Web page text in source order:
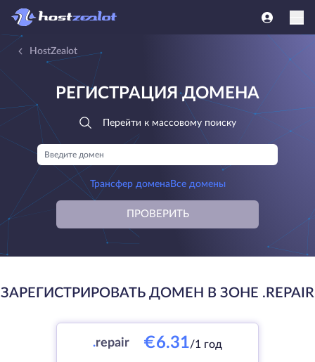
HostZealot
РЕГИСТРАЦИЯ ДОМЕНА
Перейти к массовому поиску
Трансфер домена Все домены
ПРОВЕРИТЬ
ЗАРЕГИСТРИРОВАТЬ ДОМЕН В ЗОНЕ .REPAIR
.repair €6.31/1 год